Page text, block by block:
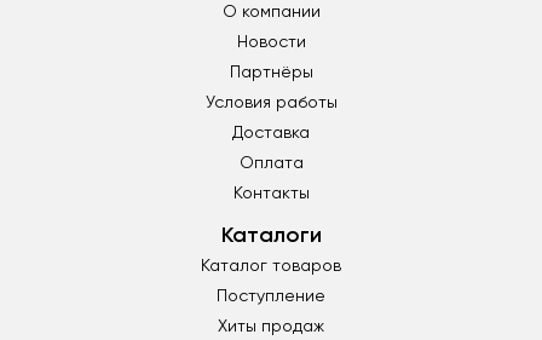
О компании
Новости
Партнёры
Условия работы
Доставка
Оплата
Контакты
Каталоги
Каталог товаров
Поступление
Хиты продаж